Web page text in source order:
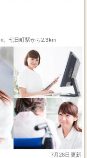
、七日町駅から2.3km
7月28日更新